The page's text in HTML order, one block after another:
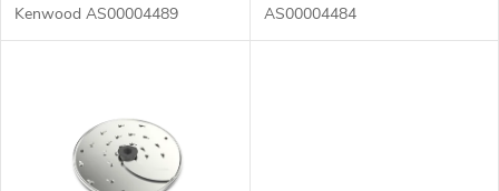
u
u
Kenwood AS00004489
AS00004484